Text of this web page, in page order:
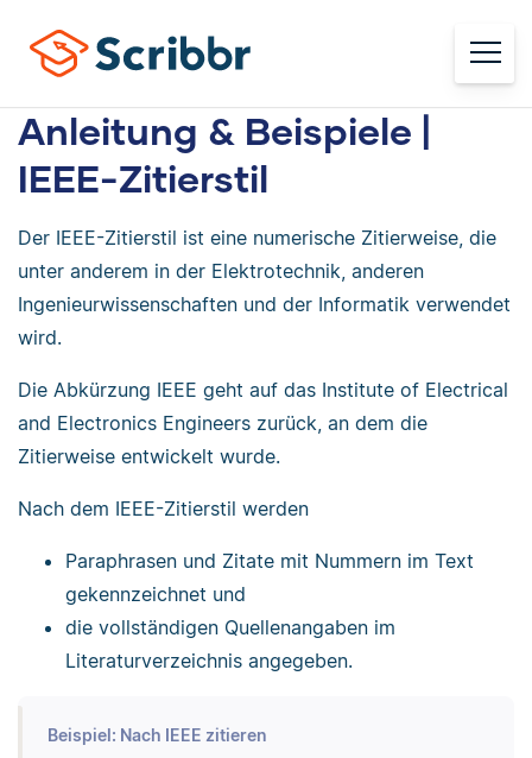
Anleitung & Beispiele |
IEEE-Zitierstil
Der IEEE-Zitierstil ist eine numerische Zitierweise, die
unter anderem in der Elektrotechnik, anderen
Ingenieurwissenschaften und der Informatik verwendet
wird.
Die Abkürzung IEEE geht auf das Institute of Electrical
and Electronics Engineers zurück, an dem die
Zitierweise entwickelt wurde.
Nach dem IEEE-Zitierstil werden
Paraphrasen und Zitate mit Nummern im Text
gekennzeichnet und
die vollständigen Quellenangaben im
Literaturverzeichnis angegeben.
Beispiel: Nach IEEE zitieren